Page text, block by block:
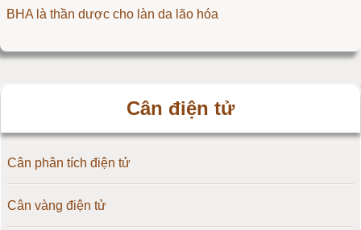
BHA là thần dược cho làn da lão hóa
Cân điện tử
Cân phân tích điện tử
Cân vàng điện tử